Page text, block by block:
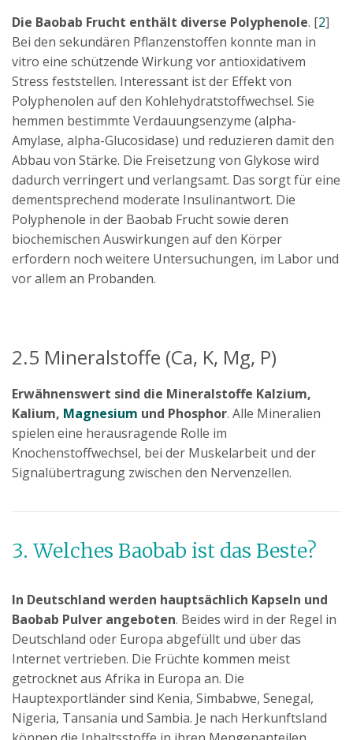
Die Baobab Frucht enthält diverse Polyphenole. [2]
Bei den sekundären Pflanzenstoffen konnte man in
vitro eine schützende Wirkung vor antioxidativem
Stress feststellen. Interessant ist der Effekt von
Polyphenolen auf den Kohlehydratstoffwechsel. Sie
hemmen bestimmte Verdauungsenzyme (alpha-
Amylase, alpha-Glucosidase) und reduzieren damit den
Abbau von Stärke. Die Freisetzung von Glykose wird
dadurch verringert und verlangsamt. Das sorgt für eine
dementsprechend moderate Insulinantwort. Die
Polyphenole in der Baobab Frucht sowie deren
biochemischen Auswirkungen auf den Körper
erfordern noch weitere Untersuchungen, im Labor und
vor allem an Probanden.
2.5 Mineralstoffe (Ca, K, Mg, P)
Erwähnenswert sind die Mineralstoffe Kalzium,
Kalium, Magnesium und Phosphor. Alle Mineralien
spielen eine herausragende Rolle im
Knochenstoffwechsel, bei der Muskelarbeit und der
Signalübertragung zwischen den Nervenzellen.
3. Welches Baobab ist das Beste?
In Deutschland werden hauptsächlich Kapseln und
Baobab Pulver angeboten. Beides wird in der Regel in
Deutschland oder Europa abgefüllt und über das
Internet vertrieben. Die Früchte kommen meist
getrocknet aus Afrika in Europa an. Die
Hauptexportländer sind Kenia, Simbabwe, Senegal,
Nigeria, Tansania und Sambia. Je nach Herkunftsland